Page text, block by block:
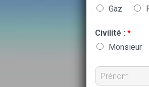
Gaz
Civilité : *
Monsieur